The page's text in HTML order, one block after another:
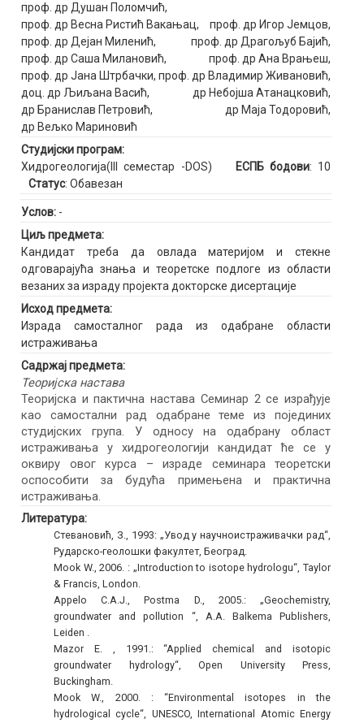
проф. др Душан Поломчић,
проф. др Весна Ристић Вакањац, проф. др Игор Јемцов,
проф. др Дејан Миленић, проф. др Драгољуб Бајић,
проф. др Саша Милановић, проф. др Ана Врањеш,
проф. др Јана Штрбачки, проф. др Владимир Живановић,
доц. др Љиљана Васић, др Небојша Атанацковић,
др Бранислав Петровић, др Маја Тодоровић,
др Вељко Мариновић
Студијски програм:
Хидрогеологија(III семестар -DOS)
ЕСПБ бодови: 10
Статус: Обавезан
Услов: -
Циљ предмета:
Кандидат треба да овлада материјом и стекне
одговарајућа знања и теоретске подлоге из области
везаних за израду пројекта докторске дисертације
Исход предмета:
Израда самосталног рада из одабране области
истраживања
Садржај предмета:
Теоријска настава
Теоријска и пактична настава Семинар 2 се израђује
као самостални рад одабране теме из појединих
студијских група. У односу на одабрану област
истраживања у хидрогеологији кандидат ће се у
оквиру овог курса – израде семинара теоретски
оспособити за будућа примењена и практична
истраживања.
Литература:
Стевановић, З., 1993: „Увод у научноистраживачки рад“,
Рударско-геолошки факултет, Београд.
Mook W., 2006. : „Introduction to isotope hydrologu“, Taylor
& Francis, London.
Appelo C.A.J., Postma D., 2005.: „Geochemistry,
groundwater and pollution “, A.A. Balkema Publishers,
Leiden .
Mazor E. , 1991.: “Applied chemical and isotopic
groundwater hydrology“, Open University Press,
Buckingham.
Mook W., 2000. : “Environmental isotopes in the
hydrological cycle“, UNESCO, International Atomic Energy